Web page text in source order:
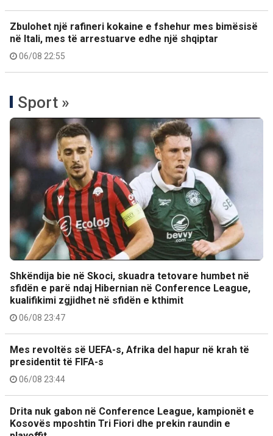
Zbulohet një rafineri kokaine e fshehur mes bimësisë
në Itali, mes të arrestuarve edhe një shqiptar
06/08 22:55
Sport »
Shkëndija bie në Skoci, skuadra tetovare humbet në
sfidën e parë ndaj Hibernian në Conference League,
kualifikimi zgjidhet në sfidën e kthimit
06/08 23:47
Mes revoltës së UEFA-s, Afrika del hapur në krah të
presidentit të FIFA-s
06/08 23:44
Drita nuk gabon në Conference League, kampionët e
Kosovës mposhtin Tri Fiori dhe prekin raundin e